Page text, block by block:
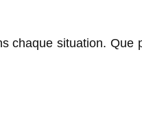
chaque situation. Que